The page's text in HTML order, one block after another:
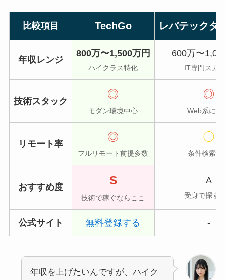
比較項目 TechGo レバテックダ
年収レンジ
800万〜1,500万円
ハイクラス特化
600万〜
IT専門スカ
技術スタック
◎
モダン環境中心
◎
Web系に強
リモート率
◎
フルリモート前提多数
◯
条件検索可
おすすめ度 S
技術で稼ぐならここ
A
受身で探す
公式サイト 無料登録する -
年収を上げたいんですが、ハイク